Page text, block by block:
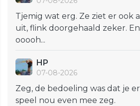
Tjemig wat erg. Ze ziet er ook
uit, flink doorgehaald zeker.
ooooh...
HP
07-08-2026
Zeg, de bedoeling was dat je
speel nou even mee zeg.